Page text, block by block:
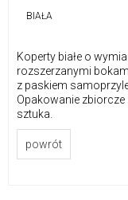
BIAŁA
Koperty białe o
rozszerzanymi
z paskiem
Opakowanie zbiorcze
sztuka.
powrót